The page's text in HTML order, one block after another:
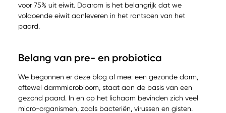
voor 75% uit eiwit. Daarom is het belangrijk dat we
voldoende eiwit aanleveren in het rantsoen van het
paard.
Belang van pre- en probiotica
We begonnen er deze blog al mee: een gezonde darm,
oftewel darmmicrobioom, staat aan de basis van een
gezond paard. In en op het lichaam bevinden zich veel
micro-organismen, zoals bacteriën, virussen en gisten.